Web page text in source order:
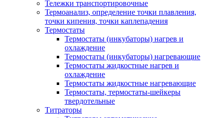
Тележки транспортировочные
Термоанализ, определение точки плавления,
точки кипения, точки каплепадения
Термостаты
Термостаты (инкубаторы) нагрев и
охлаждение
Термостаты (инкубаторы) нагревающие
Термостаты жидкостные нагрев и
охлаждение
Термостаты жидкостные нагревающие
Термостаты, термостаты-шейкеры
твердотельные
Титраторы